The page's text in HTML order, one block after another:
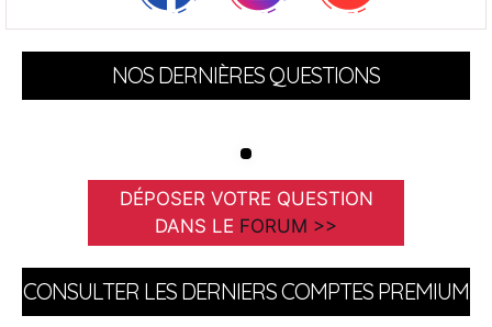
NOS DERNIÈRES QUESTIONS
DÉPOSER VOTRE QUESTION
DANS LE FORUM >>
CONSULTER LES DERNIERS COMPTES PREMIUM